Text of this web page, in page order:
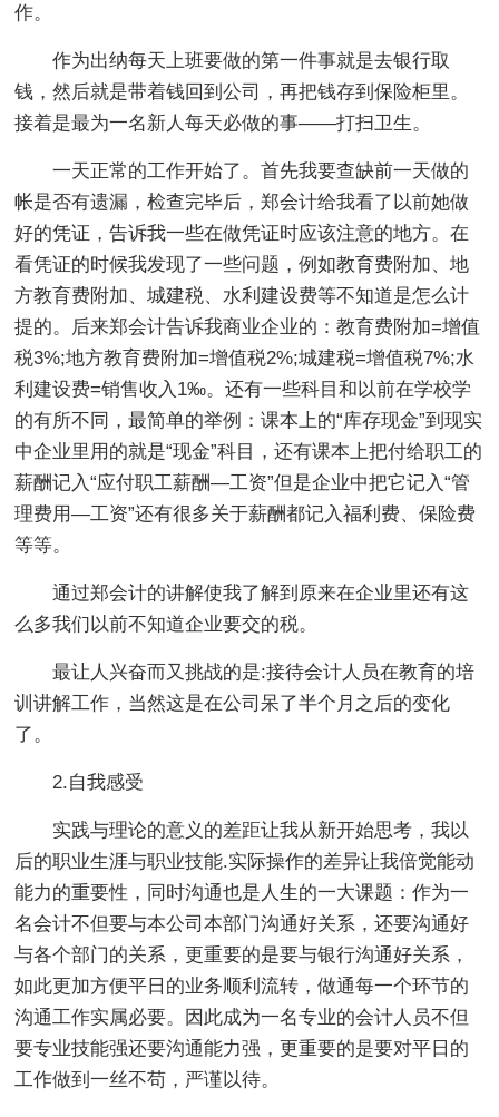
作。
作为出纳每天上班要做的第一件事就是去银行取
钱，然后就是带着钱回到公司，再把钱存到保险柜里。
接着是最为一名新人每天必做的事——打扫卫生。
一天正常的工作开始了。首先我要查缺前一天做的
帐是否有遗漏，检查完毕后，郑会计给我看了以前她做
好的凭证，告诉我一些在做凭证时应该注意的地方。在
看凭证的时候我发现了一些问题，例如教育费附加、地
方教育费附加、城建税、水利建设费等不知道是怎么计
提的。后来郑会计告诉我商业企业的：教育费附加=增值
税3%;地方教育费附加=增值税2%;城建税=增值税7%;水
利建设费=销售收入1‰。还有一些科目和以前在学校学
的有所不同，最简单的举例：课本上的“库存现金”到现实
中企业里用的就是“现金”科目，还有课本上把付给职工的
薪酬记入“应付职工薪酬—工资”但是企业中把它记入“管
理费用—工资”还有很多关于薪酬都记入福利费、保险费
等等。
通过郑会计的讲解使我了解到原来在企业里还有这
么多我们以前不知道企业要交的税。
最让人兴奋而又挑战的是:接待会计人员在教育的培
训讲解工作，当然这是在公司呆了半个月之后的变化
了。
2.自我感受
实践与理论的意义的差距让我从新开始思考，我以
后的职业生涯与职业技能.实际操作的差异让我倍觉能动
能力的重要性，同时沟通也是人生的一大课题：作为一
名会计不但要与本公司本部门沟通好关系，还要沟通好
与各个部门的关系，更重要的是要与银行沟通好关系，
如此更加方便平日的业务顺利流转，做通每一个环节的
沟通工作实属必要。因此成为一名专业的会计人员不但
要专业技能强还要沟通能力强，更重要的是要对平日的
工作做到一丝不苟，严谨以待。